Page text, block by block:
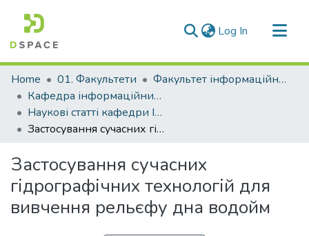
Log In (current)
Communities & Collections
All of DSpace
Statistics
Home 01. Факультети
Факультет інформаційної безпеки та електронних комунікацій
Кафедра інформаційних технологій електронних засобів (Кафедра ІТЕЗ)
Наукові статті кафедри ІТЕЗ
Застосування сучасних гідрографічних технологій для вивчення рельєфу дна водойм
Застосування сучасних
гідрографічних технологій для
вивчення рельєфу дна водойм